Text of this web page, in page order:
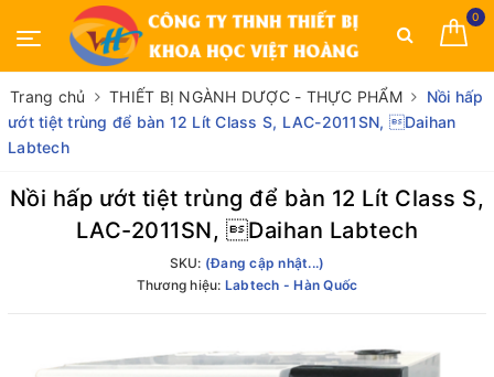
0
Trang chủ THIẾT BỊ NGÀNH DƯỢC - THỰC PHẨM
Nồi hấp
ướt tiệt trùng để bàn 12 Lít Class S, LAC-2011SN, Daihan
Labtech
Nồi hấp ướt tiệt trùng để bàn 12 Lít Class S,
LAC-2011SN, Daihan Labtech
SKU: (Đang cập nhật...)
Thương hiệu: Labtech - Hàn Quốc